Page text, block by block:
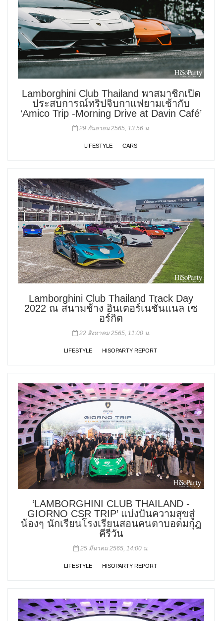
Lamborghini Club Thailand พาสมาชิกเปิด
ประสบการณ์ทริปจิบกาแฟยามเช้ากับ
‘Amico Trip -Morning Drive at Davin Café’
29 กันยายน 2565, 13:56 น.
LIFESTYLE CARS
Lamborghini Club Thailand Track Day
2022 ณ สนามช้าง อินเตอร์เนชั่นแนล เซ
อร์กิต
22 สิงหาคม 2565, 11:00 น.
LIFESTYLE HISOPARTY REPORT
‘LAMBORGHINI CLUB THAILAND -
GIORNO CSR TRIP’ แบ่งปันความสุขสู่
น้องๆ นักเรียนโรงเรียนสอนคนตาบอดมกุฎ
คีรีวัน
25 มีนาคม 2565, 14:00 น.
LIFESTYLE HISOPARTY REPORT